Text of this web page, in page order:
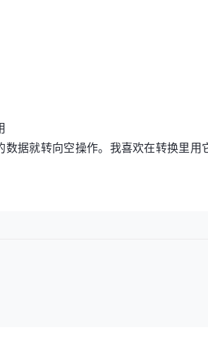
据就转向空操作。我喜欢在转换里